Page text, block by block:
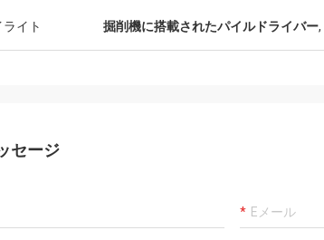
イト 掘削機に搭載されたパイルドライバー,
セージ